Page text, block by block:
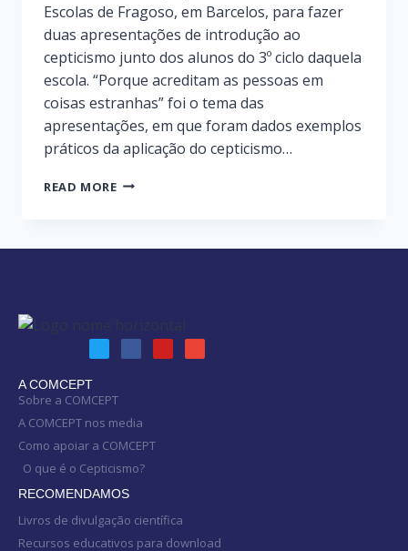
Escolas de Fragoso, em Barcelos, para fazer
duas apresentações de introdução ao
cepticismo junto dos alunos do 3º ciclo daquela
escola. “Porque acreditam as pessoas em
coisas estranhas” foi o tema das
apresentações, em que foram dados exemplos
práticos da aplicação do cepticismo…
READ MORE
A COMCEPT
Sobre a COMCEPT
A COMCEPT nos media
Como apoiar a COMCEPT
O que é o Cepticismo?
RECOMENDAMOS
Livros de divulgação científica
Recursos educativos para download